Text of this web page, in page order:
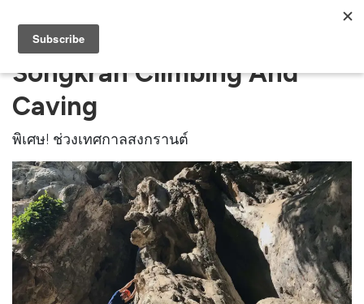
Songkran Climbing And
Caving
พิเศษ! ช่วงเทศกาลสงกรานต์